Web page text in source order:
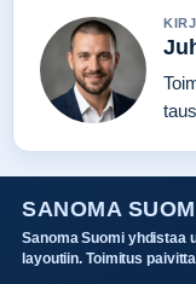
SANOMA
Sanoma Suomi yhdistaa
layoutiin. Toimitus